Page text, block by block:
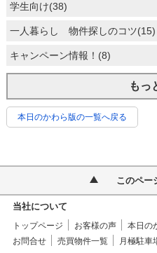
学生向け(38)
一人暮らし 物件探しのコツ(15)
キャンペーン情報！(8)
もっ
本日のかわら版の一覧へ戻る
このペー
当社について
トップページ お客様の声 本日の
お問合せ
売買物件一覧 月極駐車